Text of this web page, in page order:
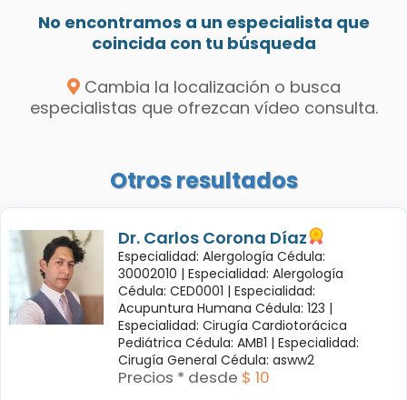
No encontramos a un especialista que
coincida con tu búsqueda
Cambia la localización o busca
especialistas que ofrezcan vídeo consulta.
Otros resultados
Dr. Carlos Corona Díaz
Especialidad: Alergología Cédula:
30002010 | Especialidad: Alergología
Cédula: CED0001 | Especialidad:
Acupuntura Humana Cédula: 123 |
Especialidad: Cirugía Cardiotorácica
Pediátrica Cédula: AMB1 | Especialidad:
Cirugía General Cédula: asww2
Precios * desde $ 10